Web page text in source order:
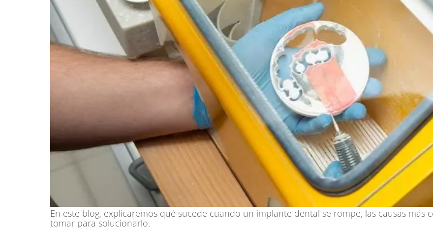
En este blog, explicaremos qué sucede cuando un implante dental se rompe, las causas más
tomar para solucionarlo.